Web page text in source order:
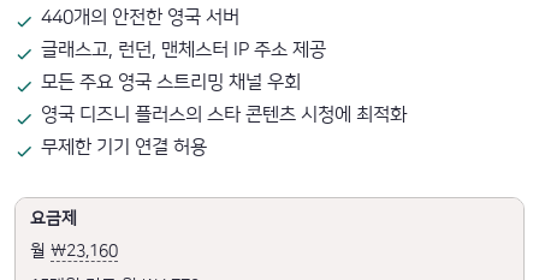
440개의 안전한 영국 서버
글래스고, 런던, 맨체스터 IP 주소 제공
모든 주요 영국 스트리밍 채널 우회
영국 디즈니 플러스의 스타 콘텐츠 시청에 최적화
무제한 기기 연결 허용
요금제
월 ₩23,160